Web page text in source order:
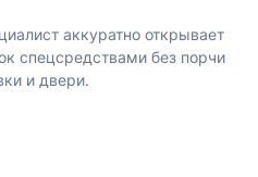
аккуратно открывает
спецсредствами без порчи
и двери.